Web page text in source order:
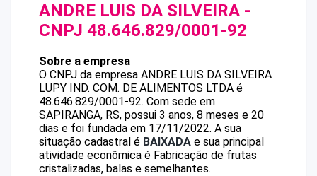
ANDRE LUIS DA SILVEIRA -
CNPJ 48.646.829/0001-92
Sobre a empresa
O CNPJ da empresa ANDRE LUIS DA SILVEIRA
LUPY IND. COM. DE ALIMENTOS LTDA é
48.646.829/0001-92. Com sede em
SAPIRANGA, RS, possui 3 anos, 8 meses e 20
dias e foi fundada em 17/11/2022. A sua
situação cadastral é BAIXADA e sua principal
atividade econômica é Fabricação de frutas
cristalizadas, balas e semelhantes.